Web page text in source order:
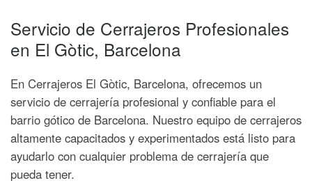
Servicio de Cerrajeros Profesionales
en El Gòtic, Barcelona
En Cerrajeros El Gòtic, Barcelona, ofrecemos un
servicio de cerrajería profesional y confiable para el
barrio gótico de Barcelona. Nuestro equipo de cerrajeros
altamente capacitados y experimentados está listo para
ayudarlo con cualquier problema de cerrajería que
pueda tener.